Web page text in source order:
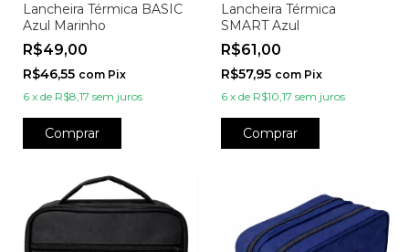
Lancheira Térmica BASIC
Azul Marinho
R$49,00
R$46,55 com Pix
6 x de R$8,17 sem juros
Comprar
Lancheira Térmica
SMART Azul
R$61,00
R$57,95 com Pix
6 x de R$10,17 sem juros
Comprar